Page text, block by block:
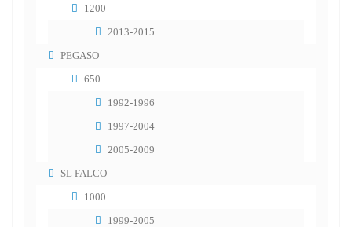
1200
2013-2015
PEGASO
650
1992-1996
1997-2004
2005-2009
SL FALCO
1000
1999-2005